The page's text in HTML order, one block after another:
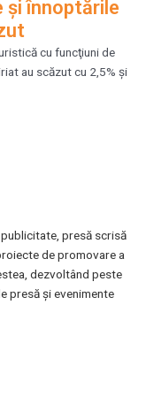
şi înnoptările
cu funcţiuni de
au scăzut cu 2,5% şi
presă scrisă
de promovare a
dezvoltând peste
presă și evenimente